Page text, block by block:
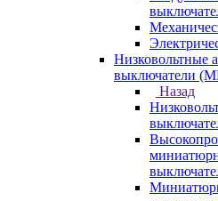
Низковольтные
выключатели
Назад